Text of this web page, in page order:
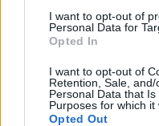
I want to opt-out of
Personal Data for
Opted In
I want to opt-out of
Retention, Sale,
Personal Data that
Purposes for which it
Opted Out
1